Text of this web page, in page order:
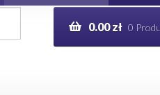
0.00zł 0